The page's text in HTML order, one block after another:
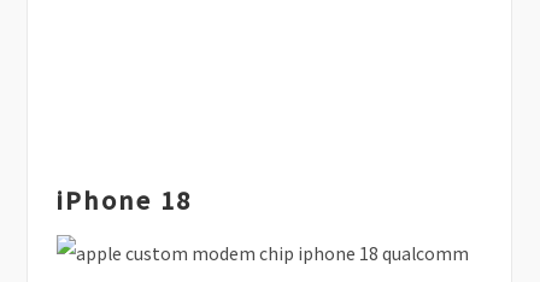
iPhone 18